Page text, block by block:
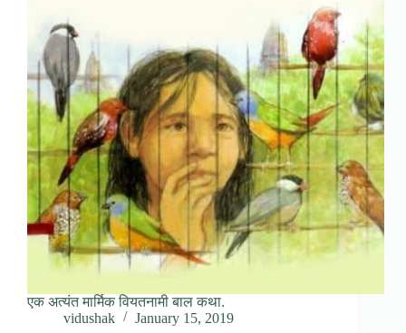
एक अत्यंत मार्मिक वियतनामी बाल कथा.
vidushak
January 15, 2019